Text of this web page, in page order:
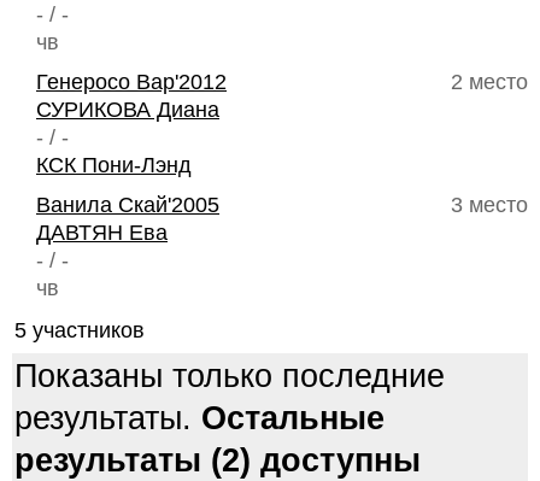
- / -
чв
2 место
Генеросо Вар'2012
СУРИКОВА Диана
- / -
КСК Пони-Лэнд
3 место
Ванила Скай'2005
ДАВТЯН Ева
- / -
чв
5 участников
Показаны только последние
результаты. Остальные
результаты (2) доступны